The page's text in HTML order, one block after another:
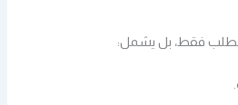
الطلب فقط، بل يشمل: